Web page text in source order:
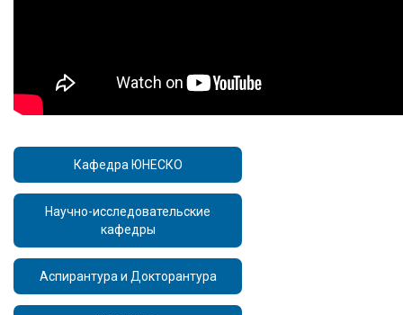
Кафедра ЮНЕСКО
Научно-исследовательские
кафедры
Аспирантура и Докторантура